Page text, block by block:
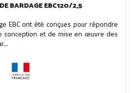
BARDAGE EBC120/2,5
EBC ont été conçues pour répondre
conception et de mise en œuvre des